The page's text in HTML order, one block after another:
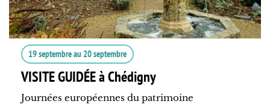
19 septembreau 20 septembre
VISITE GUIDÉE à Chédigny
Journées européennes du patrimoine